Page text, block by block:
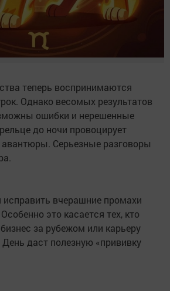
теперь воспринимаются
Однако весомых результатов
ошибки и нерешенные
до ночи провоцирует
авантюры. Серьезные разговоры
вчерашние промахи
это касается тех, кто
за рубежом или карьеру
даст полезную «прививку